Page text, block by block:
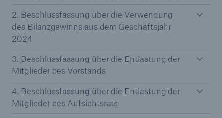
2. Beschlussfassung über die Verwendung
des Bilanzgewinns aus dem Geschäftsjahr
2024
3. Beschlussfassung über die Entlastung der
Mitglieder des Vorstands
4. Beschlussfassung über die Entlastung der
Mitglieder des Aufsichtsrats
71.8%